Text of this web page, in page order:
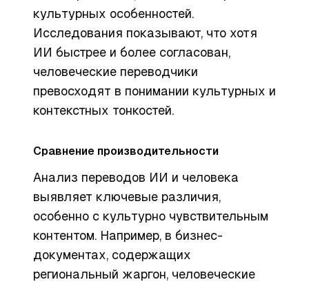
культурных особенностей.
Исследования показывают, что хотя
ИИ быстрее и более согласован,
человеческие переводчики
превосходят в понимании культурных и
контекстных тонкостей.
Сравнение производительности
Анализ переводов ИИ и человека
выявляет ключевые различия,
особенно с культурно чувствительным
контентом. Например, в бизнес-
документах, содержащих
региональный жаргон, человеческие